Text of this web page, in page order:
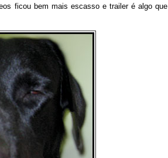
ficou bem mais escasso e trailer é algo que